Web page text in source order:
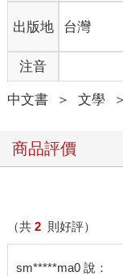
「哭夭，不要哭了啦
餓？她摀耳看向門外
「啊啊，不要哭不要
哭。」華佑惟更慌了
「珍珠？真豬吧！再
「欸，皓安離開，那
之羽找到開溜的機會
「哇！只有佑惟你是
出版地 台灣
注音
中文書 ＞ 文學 ＞
商品評價
（共 2 則好評）
sm*****ma0 說：